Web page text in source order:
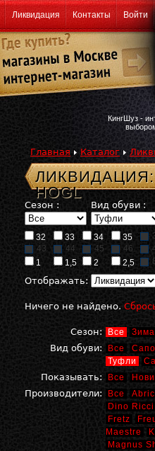
Ликвидация Контакты Войти
КингШуз -
Главная Каталог
HOGL
Сезон : Вид обуви :
32 33 34 35
43
44 45 46
1
1,5 2 2,5
Отображать:
Ничего не найдено.
Сезон: Все Зима
Вид обуви: Все
Туфли
Показывать: Все
Производители: Все
Dino Ricci
Fretz
Maestre
Magnus